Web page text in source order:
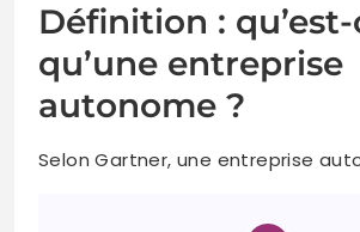
Définition :
qu’une entreprise
autonome ?
Selon Gartner, une entreprise